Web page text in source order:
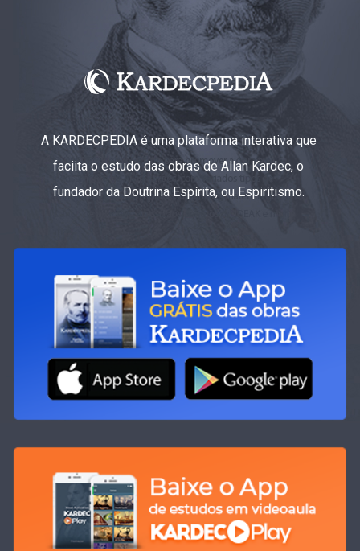
A KARDECPEDIA é uma plataforma interativa que
faciita o estudo das obras de Allan Kardec, o
fundador da Doutrina Espírita, ou Espiritismo.